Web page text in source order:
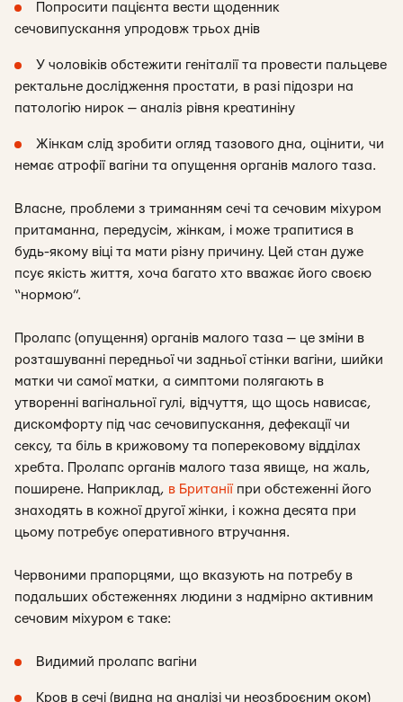
Попросити пацієнта вести щоденник
сечовипускання упродовж трьох днів
У чоловіків обстежити геніталії та провести пальцеве
ректальне дослідження простати, в разі підозри на
патологію нирок — аналіз рівня креатиніну
Жінкам слід зробити огляд тазового дна, оцінити, чи
немає атрофії вагіни та опущення органів малого таза.
Власне, проблеми з триманням сечі та сечовим міхуром
притаманна, передусім, жінкам, і може трапитися в
будь-якому віці та мати різну причину. Цей стан дуже
псує якість життя, хоча багато хто вважає його своєю
“нормою”.
Пролапс (опущення) органів малого таза — це зміни в
розташуванні передньої чи задньої стінки вагіни, шийки
матки чи самої матки, а симптоми полягають в
утворенні вагінальної гулі, відчуття, що щось нависає,
дискомфорту під час сечовипускання, дефекації чи
сексу, та біль в крижовому та поперековому відділах
хребта. Пролапс органів малого таза явище, на жаль,
поширене. Наприклад, в Британії при обстеженні його
знаходять в кожної другої жінки, і кожна десята при
цьому потребує оперативного втручання.
Червоними прапорцями, що вказують на потребу в
подальших обстеженнях людини з надмірно активним
сечовим міхуром є таке:
Видимий пролапс вагіни
Кров в сечі (видна на аналізі чи неозброєним оком)